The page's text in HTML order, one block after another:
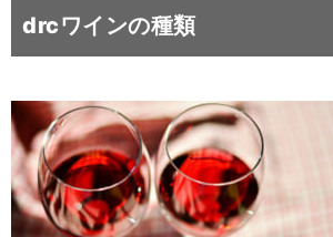
drcワインの種類